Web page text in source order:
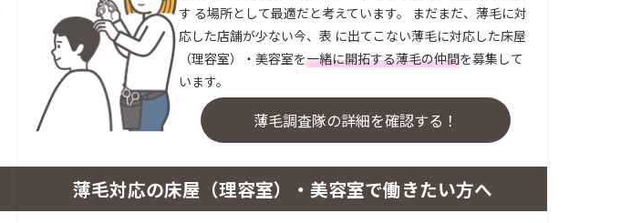
す る場所として最適だと考えています。 まだまだ、薄毛に対
応した店舗が少ない今、表 に出てこない薄毛に対応した床屋
（理容室）・美容室を一緒に開拓する薄毛の仲間を募集して
います。
薄毛調査隊の詳細を確認する！
薄毛対応の床屋（理容室）・美容室で働きたい方へ